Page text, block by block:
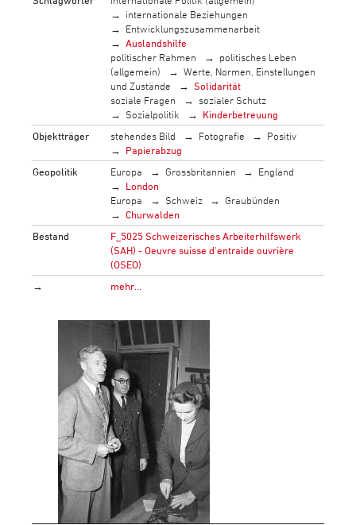
internationale Beziehungen
Entwicklungszusammenarbeit
Auslandshilfe
politischer Rahmen
politisches Leben
(allgemein)
Werte, Normen, Einstellungen
und Zustände
Solidarität
soziale Fragen
sozialer Schutz
Sozialpolitik
Kinderbetreuung
Objektträger
stehendes Bild Fotografie
Positiv
Papierabzug
Geopolitik
Europa Grossbritannien
England
London
Europa
Schweiz
Graubünden
Churwalden
Bestand
F_5025 Schweizerisches Arbeiterhilfswerk
(SAH) - Oeuvre suisse d'entraide ouvrière
(OSEO)
→
mehr…